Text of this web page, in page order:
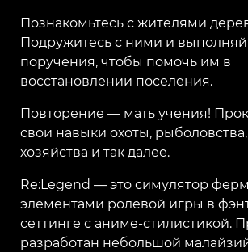
Познакомьтесь с жителями
Подружитесь с ними и
поручения, чтобы помочь им в
восстановлении поселения.
Повторение — мать учения!
свои навыки охоты, рыболовства,
хозяйства и так далее.
Re:Legend — это симулятор
элементами ролевой игры в
сеттинге с аниме-стилистикой.
разработан небольшой